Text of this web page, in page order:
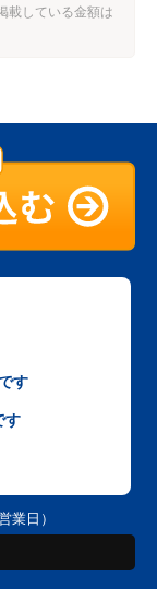
載している金額は
す
す
業日）